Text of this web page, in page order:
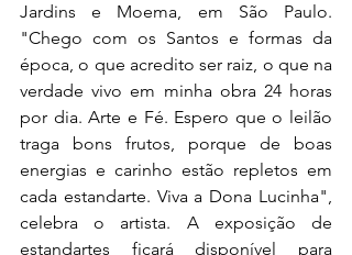
Jardins e Moema, em São Paulo.
"Chego com os Santos e formas da
época, o que acredito ser raiz, o que na
verdade vivo em minha obra 24 horas
por dia. Arte e Fé. Espero que o leilão
traga bons frutos, porque de boas
energias e carinho estão repletos em
cada estandarte. Viva a Dona Lucinha",
celebra o artista. A exposição de
estandartes ficará disponível para